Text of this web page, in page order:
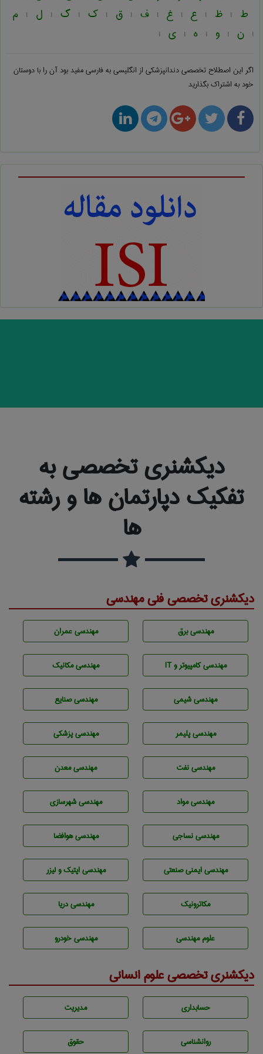
ط | ظ | ع | غ | ف | ق | ک | گ | ل | م
| ن | و | ه | ی |
اگر این اصطلاح تخصصیدندانپزشكی از انگلیسی به فارسیمفید بود آن را با دوستان
خود به اشتراک بگذارید
دیکشنری تخصصی به
تفکیک دپارتمان ها و رشته
ها
دیکشنری تخصصی فنی مهندسی
مهندسی برق مهندسی عمران
مهندسی كامپيوتر و IT مهندسی مکانیک
مهندسي شيمی مهندسی صنايع
مهندسی پليمر مهندسی پزشکی
مهندسی نفت مهندسی معدن
مهندسی مواد مهندسی شهرسازی
مهندسي نساجی مهندسی هوافضا
مهندسی ایمنی صنعتی مهندسی اپتیک و لیزر
مکاترونیک مهندسی دریا
علوم مهندسی مهندسی خودرو
دیکشنری تخصصی علوم انسانی
حسابداری مديريت
روانشناسی حقوق